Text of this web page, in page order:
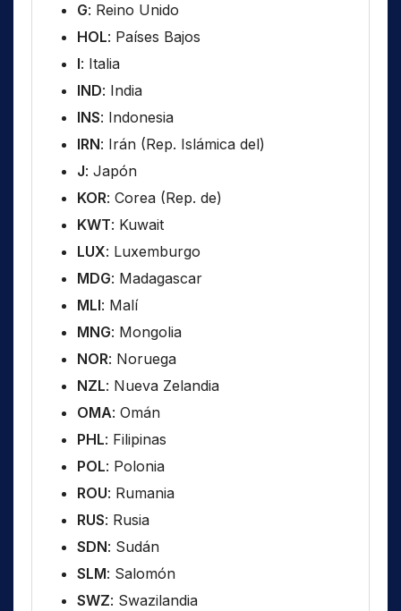
G: Reino Unido
HOL: Países Bajos
I: Italia
IND: India
INS: Indonesia
IRN: Irán (Rep. Islámica del)
J: Japón
KOR: Corea (Rep. de)
KWT: Kuwait
LUX: Luxemburgo
MDG: Madagascar
MLI: Malí
MNG: Mongolia
NOR: Noruega
NZL: Nueva Zelandia
OMA: Omán
PHL: Filipinas
POL: Polonia
ROU: Rumania
RUS: Rusia
SDN: Sudán
SLM: Salomón
SWZ: Swazilandia